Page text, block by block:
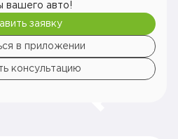
вашего авто!
заявку
в приложении
консультацию